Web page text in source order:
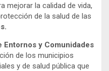
mejorar la calidad de vida,
de la salud de las
Entornos y Comunidades
de los municipios
y de salud pública que